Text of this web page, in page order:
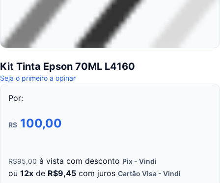
Kit Tinta Epson 70ML L4160
Seja o primeiro a opinar
Por:
R$ 100,00
R$95,00 à vista com desconto Pix - Vindi
ou 12x de R$9,45 com juros Cartão Visa - Vindi